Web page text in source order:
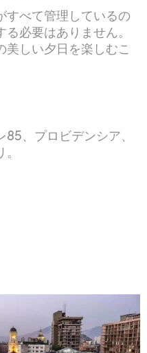
すべて管理しているの
必要はありません。
美しい夕日を楽しむこ
、プロビデンシア、